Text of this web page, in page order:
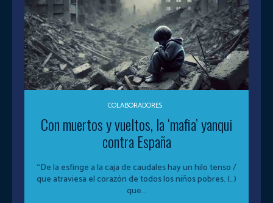
COLABORADORES
Con muertos y vueltos, la ‘mafia’ yanqui
contra España
“De la esfinge a la caja de caudales hay un hilo tenso /
que atraviesa el corazón de todos los niños pobres. (…)
que...